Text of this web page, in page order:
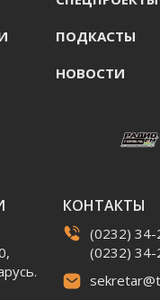
ПОДКАСТЫ
НОВОСТИ
КОНТАКТЫ
(0232) 34-
(0232) 34-